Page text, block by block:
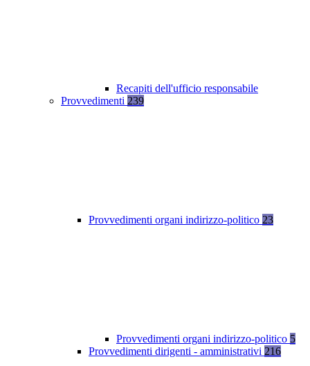
Recapiti dell'ufficio responsabile
Provvedimenti 239
Provvedimenti organi indirizzo-politico 23
Provvedimenti organi indirizzo-politico 5
Provvedimenti dirigenti - amministrativi 216